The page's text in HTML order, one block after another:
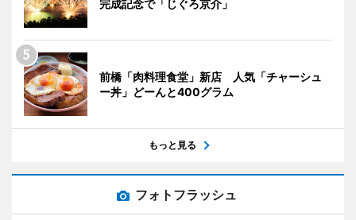
完成記念で「じぐろ京介」
前橋「肉料理食堂」新店 人気「チャーシュ
ー丼」どーんと400グラム
もっと見る
フォトフラッシュ